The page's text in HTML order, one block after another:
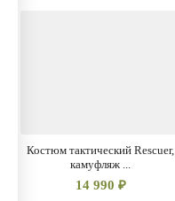
Костюм тактический Rescuer,
камуфляж ...
14 990 ₽